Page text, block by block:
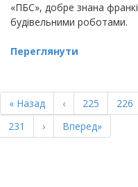
«ПБС», добре знана
будівельними роботами.
Переглянути
НА
СТОРІНКИ
Перша
сторінка
« Назад
Попередня
сторінка
‹ Page
225 Page
226
Page
231
Наступна
сторінка
›
Остання
сторінка
Вперед»